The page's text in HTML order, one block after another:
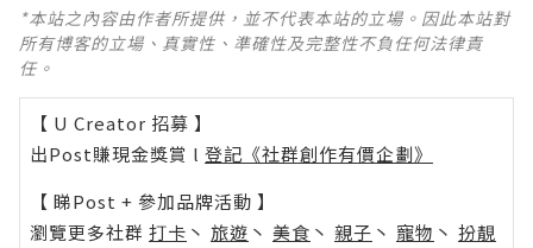
*本站之內容由作者所提供，並不代表本站的立場。因此本站對
所有博客的立場、真實性、準確性及完整性不負任何法律責
任。
【 U Creator 招募 】
出Post賺現金獎賞 l 登記《社群創作有價企劃》
【 睇Post + 參加品牌活動 】
瀏覽更多社群 打卡 丶 旅遊 丶 美食 丶 親子 丶 寵物 丶 扮靚